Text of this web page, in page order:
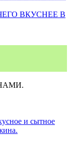
ВКУСНЕЕ В
и сытное